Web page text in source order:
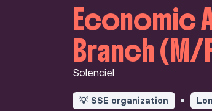
Economic
Branch (M/
Solenciel
💡 SSE organization